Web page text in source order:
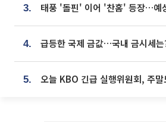
3.
4. 급등한 국제 금값…국내 금시세는
5. 오늘 KBO 긴급 실행위원회, 주